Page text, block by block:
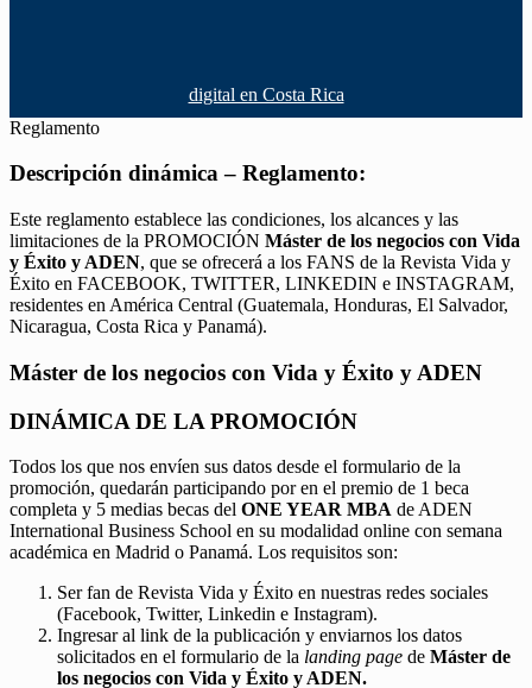
digital en Costa Rica
Reglamento
Descripción dinámica – Reglamento:
Este reglamento establece las condiciones, los alcances y las
limitaciones de la PROMOCIÓN Máster de los negocios con Vida
y Éxito y ADEN, que se ofrecerá a los FANS de la Revista Vida y
Éxito en FACEBOOK, TWITTER, LINKEDIN e INSTAGRAM,
residentes en América Central (Guatemala, Honduras, El Salvador,
Nicaragua, Costa Rica y Panamá).
Máster de los negocios con Vida y Éxito y ADEN
DINÁMICA DE LA PROMOCIÓN
Todos los que nos envíen sus datos desde el formulario de la
promoción, quedarán participando por en el premio de 1 beca
completa y 5 medias becas del ONE YEAR MBA de ADEN
International Business School en su modalidad online con semana
académica en Madrid o Panamá. Los requisitos son:
Ser fan de Revista Vida y Éxito en nuestras redes sociales
(Facebook, Twitter, Linkedin e Instagram).
Ingresar al link de la publicación y enviarnos los datos
solicitados en el formulario de la landing page de Máster de
los negocios con Vida y Éxito y ADEN.